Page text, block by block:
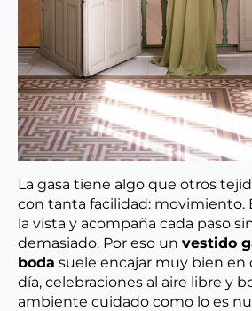
La gasa tiene algo que otros
con tanta facilidad: movimiento.
la vista y acompaña cada paso
demasiado. Por eso un vestido
boda suele encajar muy bien en
día, celebraciones al aire libre y
ambiente cuidado como lo es